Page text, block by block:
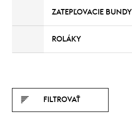
ZATEPĽOVACIE BUNDY
ROLÁKY
FILTROVAŤ